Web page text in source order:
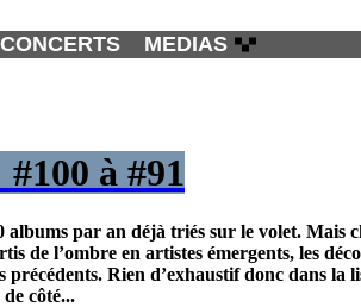
CONCERTS MEDIAS
à #91
par an déjà triés sur le volet. Mais
de l’ombre en artistes émergents, les
Rien d’exhaustif donc dans la
côté...